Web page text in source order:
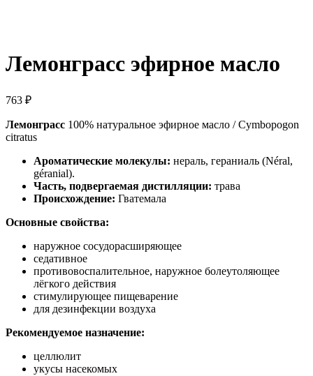
Лемонграсс эфирное масло
763 ₽
Лемонграсс 100% натуральное эфирное масло / Cymbopogon
citratus
Ароматические молекулы: нераль, гераниаль (Néral,
géranial).
Часть, подвергаемая дистилляции: трава
Происхождение: Гватемала
Основные свойства:
наружное сосудорасширяющее
седативное
противовоспалительное, наружное болеутоляющее
лёгкого действия
стимулирующее пищеварение
для дезинфекции воздуха
Рекомендуемое назначение:
целлюлит
укусы насекомых